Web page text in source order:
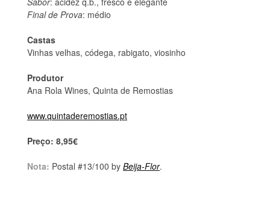
Final de Prova: médio
Castas
Vinhas velhas, códega, rabigato, viosinho
Produtor
Ana Rola Wines, Quinta de Remostias
www.quintaderemostias.pt
Preço: 8,95€
Nota: Postal #13/100 by Beija-Flor.